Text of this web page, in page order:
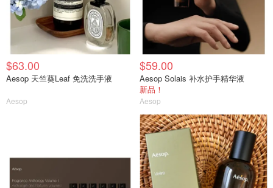
$63.00
Aesop 天竺葵Leaf 免洗洗手液
Aesop
$59.00
Aesop Solais 补水护手精华液
新品！
Aesop